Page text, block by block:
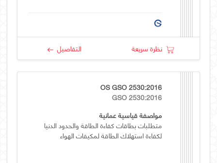
نظرة سريعة التفاصيل
OS GSO 2530:2016
GSO 2530:2016
مواصفة قياسية عمانية
متطلبات بطاقات كفاءة الطاقة والحدود الدنيا
لكفاءة استهلاك الطاقة لمكيفات الهواء